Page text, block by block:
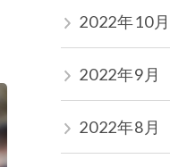
2022年10月
2022年9月
2022年8月